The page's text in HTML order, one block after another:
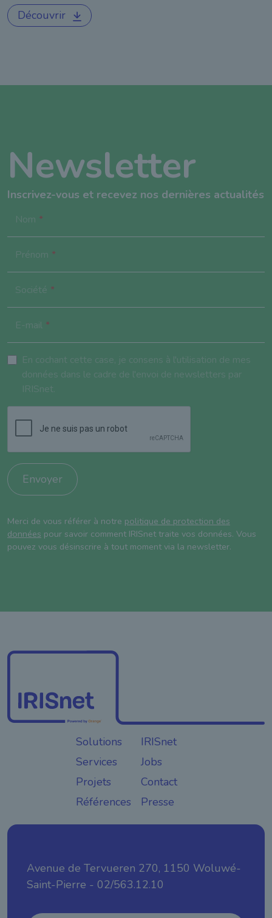
Découvrir
Newsletter
Inscrivez-vous et recevez nos dernières actualités
Nom
Prénom
Société
E-mail
En cochant cette case, je consens à l'utilisation de mes
données dans le cadre de l'envoi de newsletters par
IRISnet.
Envoyer
Merci de vous référer à notre politique de protection des
données pour savoir comment IRISnet traite vos données. Vous
pouvez vous désinscrire à tout moment via la newsletter.
Solutions
Services
Projets
Références
IRISnet
Jobs
Contact
Presse
Avenue de Tervueren 270, 1150 Woluwé-
Saint-Pierre - 02/563.12.10